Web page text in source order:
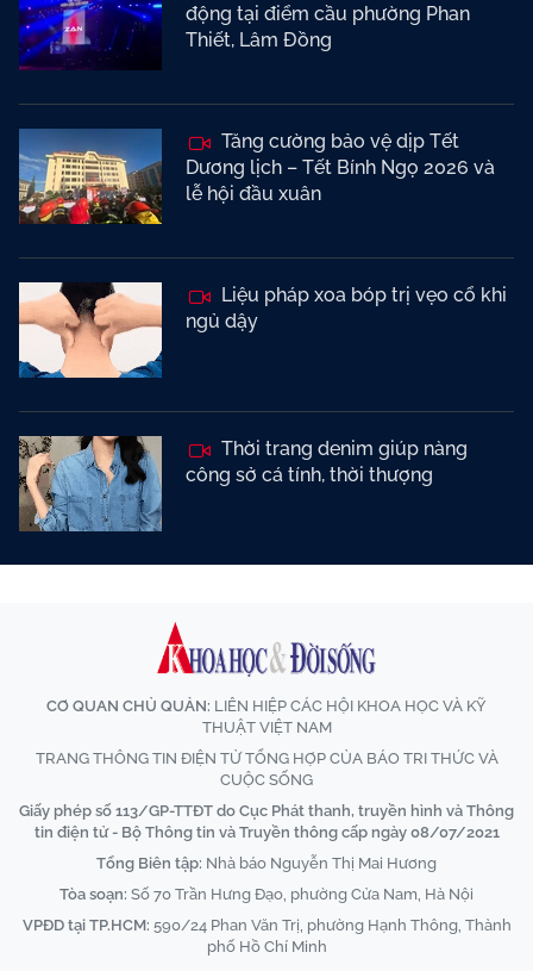
động tại điểm cầu phường Phan
Thiết, Lâm Đồng
Tăng cường bảo vệ dịp Tết
Dương lịch – Tết Bính Ngọ 2026 và
lễ hội đầu xuân
Liệu pháp xoa bóp trị vẹo cổ khi
ngủ dậy
Thời trang denim giúp nàng
công sở cá tính, thời thượng
CƠ QUAN CHỦ QUẢN: LIÊN HIỆP CÁC HỘI KHOA HỌC VÀ KỸ
THUẬT VIỆT NAM
TRANG THÔNG TIN ĐIỆN TỬ TỔNG HỢP CỦA BÁO TRI THỨC VÀ
CUỘC SỐNG
Giấy phép số 113/GP-TTĐT do Cục Phát thanh, truyền hình và Thông
tin điện tử - Bộ Thông tin và Truyền thông cấp ngày 08/07/2021
Tổng Biên tập: Nhà báo Nguyễn Thị Mai Hương
Tòa soạn: Số 70 Trần Hưng Đạo, phường Cửa Nam, Hà Nội
VPĐD tại TP.HCM: 590/24 Phan Văn Trị, phường Hạnh Thông, Thành
phố Hồ Chí Minh